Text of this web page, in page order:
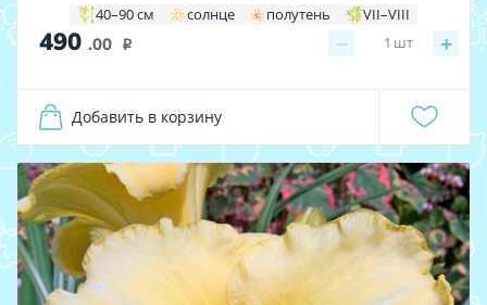
40–90 см солнце полутень VII–VIII
490 .00 i − +
1 шт
Добавить в корзину